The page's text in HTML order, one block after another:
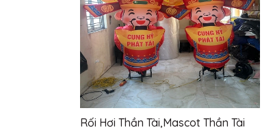
Rối Hơi Thần Tài,Mascot Thần Tài